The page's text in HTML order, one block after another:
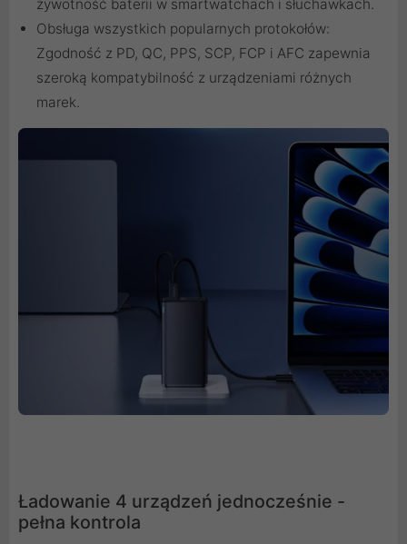
żywotność baterii w smartwatchach i słuchawkach.
Obsługa wszystkich popularnych protokołów:
Zgodność z PD, QC, PPS, SCP, FCP i AFC zapewnia
szeroką kompatybilność z urządzeniami różnych
marek.
Ładowanie 4 urządzeń jednocześnie -
pełna kontrola